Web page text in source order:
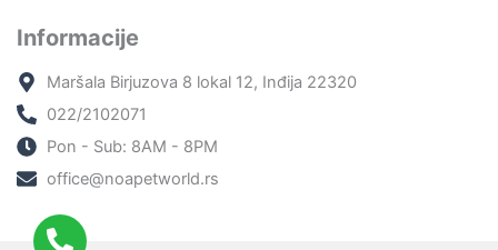
Informacije
Maršala Birjuzova 8 lokal 12, Inđija 22320
022/2102071
Pon - Sub: 8AM - 8PM
office@noapetworld.rs